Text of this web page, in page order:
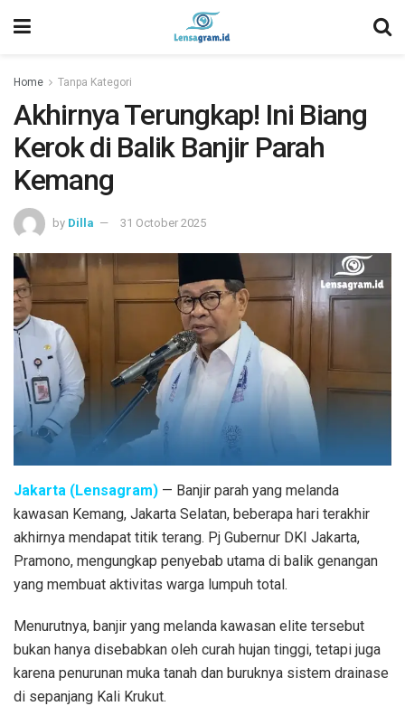
Home Tanpa Kategori
Akhirnya Terungkap! Ini Biang
Kerok di Balik Banjir Parah
Kemang
by Dilla 31 October 2025
Jakarta (Lensagram) — Banjir parah yang melanda
kawasan Kemang, Jakarta Selatan, beberapa hari terakhir
akhirnya mendapat titik terang. Pj Gubernur DKI Jakarta,
Pramono, mengungkap penyebab utama di balik genangan
yang membuat aktivitas warga lumpuh total.
Menurutnya, banjir yang melanda kawasan elite tersebut
bukan hanya disebabkan oleh curah hujan tinggi, tetapi juga
karena penurunan muka tanah dan buruknya sistem drainase
di sepanjang Kali Krukut.